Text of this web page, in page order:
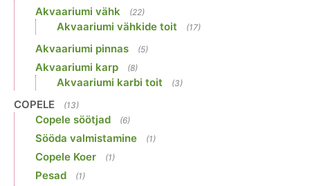
Akvaariumi vähk (22)
Akvaariumi vähkide toit (17)
Akvaariumi pinnas (5)
Akvaariumi karp (8)
Akvaariumi karbi toit (3)
COPELE (13)
Copele söötjad (6)
Sööda valmistamine (1)
Copele Koer (1)
Pesad (1)